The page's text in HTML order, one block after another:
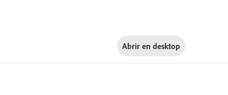
Abrir en desktop